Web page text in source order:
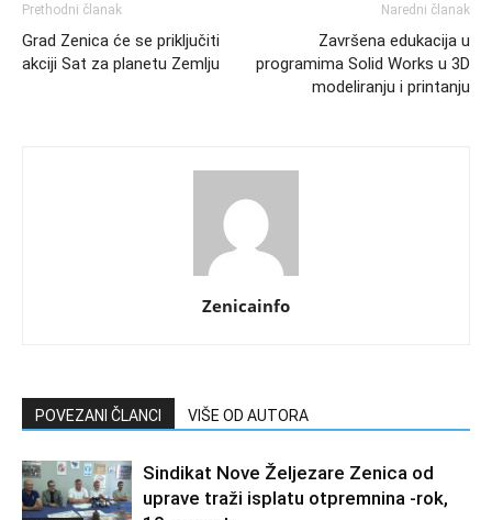
Prethodni članak
Grad Zenica će se priključiti
akciji Sat za planetu Zemlju
Naredni članak
Završena edukacija u
programima Solid Works u 3D
modeliranju i printanju
Zenicainfo
POVEZANI ČLANCI VIŠE OD AUTORA
Sindikat Nove Željezare Zenica od
uprave traži isplatu otpremnina -rok,